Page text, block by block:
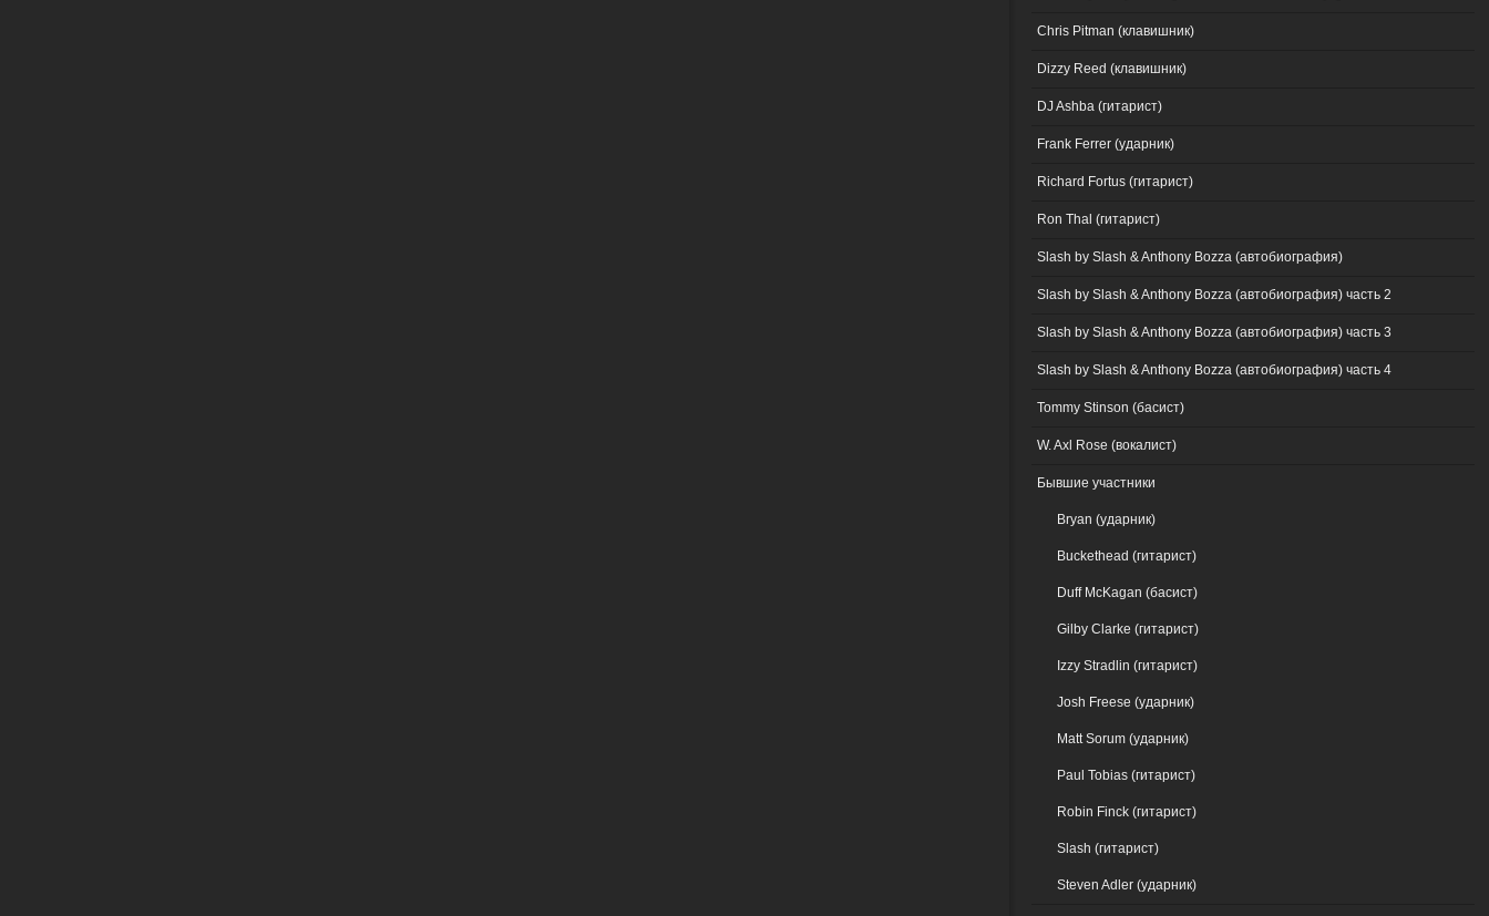
Chris Pitman (клавишник)
Dizzy Reed (клавишник)
DJ Ashba (гитарист)
Frank Ferrer (ударник)
Richard Fortus (гитарист)
Ron Thal (гитарист)
Slash by Slash & Anthony Bozza (автобиография)
Slash by Slash & Anthony Bozza (автобиография) часть 2
Slash by Slash & Anthony Bozza (автобиография) часть 3
Slash by Slash & Anthony Bozza (автобиография) часть 4
Tommy Stinson (басист)
W. Axl Rose (вокалист)
Бывшие участники
Bryan (ударник)
Buckethead (гитарист)
Duff McKagan (басист)
Gilby Clarke (гитарист)
Izzy Stradlin (гитарист)
Josh Freese (ударник)
Matt Sorum (ударник)
Paul Tobias (гитарист)
Robin Finck (гитарист)
Slash (гитарист)
Steven Adler (ударник)